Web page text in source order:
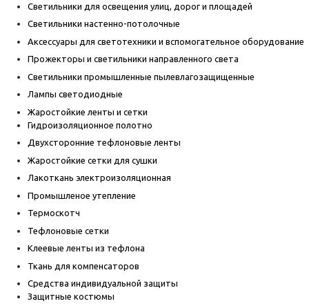
Светильники для освещения улиц, дорог и площадей
Светильники настенно-потолочные
Аксессуары для светотехники и вспомогательное оборудование
Прожекторы и светильники направленного света
Светильники промышленные пылевлагозащищенные
Лампы светодиодные
Жаростойкие ленты и сетки
Гидроизоляционное полотно
Двухсторонние тефлоновые ленты
Жаростойкие сетки для сушки
Лакоткань электроизоляционная
Промышленое утепление
Термоскотч
Тефлоновые сетки
Клеевые ленты из тефлона
Ткань для компенсаторов
Средства индивидуальной защиты
Защитные костюмы